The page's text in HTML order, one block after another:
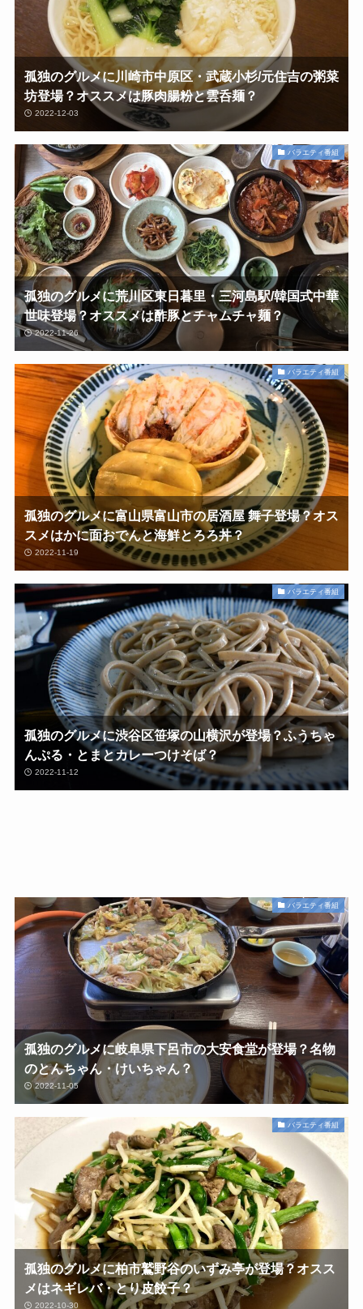
孤独のグルメに川崎市中原区・武蔵小杉/元住吉の粥菜
坊登場？オススメは豚肉腸粉と雲呑麺？
2022-12-03
バラエティ番組
孤独のグルメに荒川区東日暮里・三河島駅/韓国式中華
世味登場？オススメは酢豚とチャムチャ麺？
2022-11-26
バラエティ番組
孤独のグルメに富山県富山市の居酒屋 舞子登場？オス
スメはかに面おでんと海鮮とろろ丼？
2022-11-19
バラエティ番組
孤独のグルメに渋谷区笹塚の山横沢が登場？ふうちゃ
んぷる・とまとカレーつけそば？
2022-11-12
バラエティ番組
孤独のグルメに岐阜県下呂市の大安食堂が登場？名物
のとんちゃん・けいちゃん？
2022-11-05
バラエティ番組
孤独のグルメに柏市鷲野谷のいずみ亭が登場？オスス
メはネギレバ・とり皮餃子？
2022-10-30